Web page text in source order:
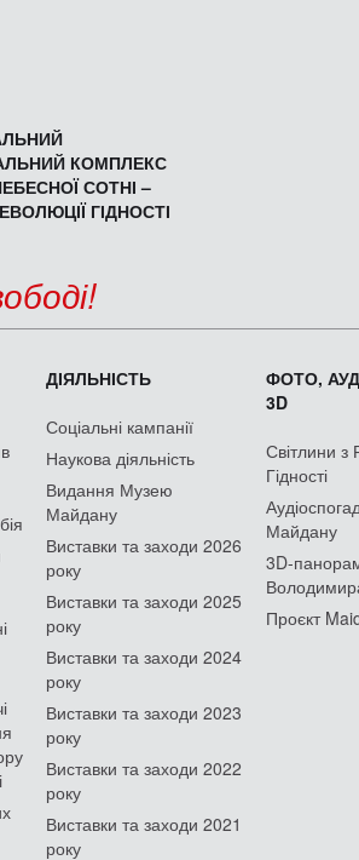
КОМПЛЕКС
СОТНІ –
ГІДНОСТІ
ДІЯЛЬНІСТЬ
Соціальні кампанії
Наукова діяльність
Видання Музею
Майдану
Виставки та заходи 2026
року
Виставки та заходи 2025
року
Виставки та заходи 2024
року
Виставки та заходи 2023
року
Виставки та заходи 2022
року
Виставки та заходи 2021
року
ФОТО,
3D
Світлини з
Гідності
Майдану
3D-
Проєкт